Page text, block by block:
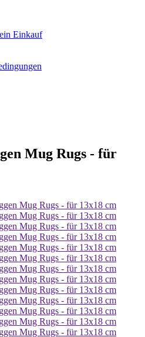
Einkauf
Mug Rugs - für